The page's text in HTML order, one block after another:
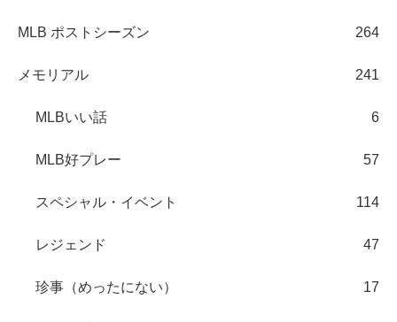
MLB ポストシーズン 264
メモリアル 241
MLBいい話 6
MLB好プレー 57
スペシャル・イベント 114
レジェンド 47
珍事（めったにない） 17